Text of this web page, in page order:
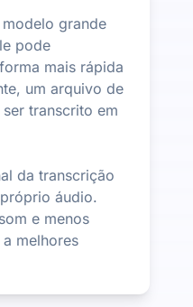
grande
pode
mais rápida
um arquivo de
transcrito em
da transcrição
áudio.
e menos
melhores